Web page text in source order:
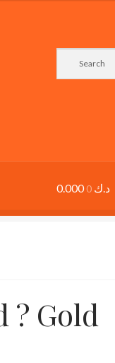
0.000 د.ك
? Gold